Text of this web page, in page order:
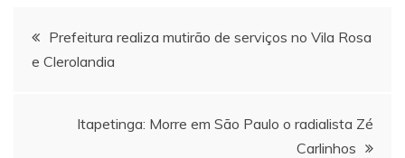
Navegação
de
Prefeitura realiza mutirão de serviços no Vila Rosa
e Clerolandia
Itapetinga: Morre em São Paulo o radialista Zé
Carlinhos